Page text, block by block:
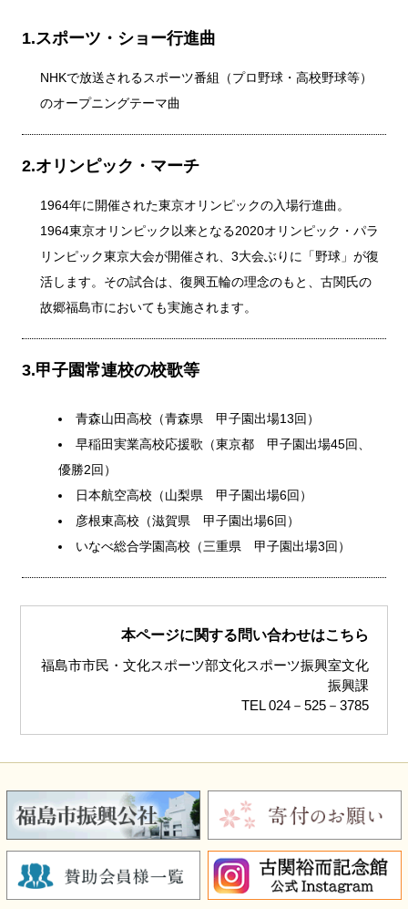
1.スポーツ・ショー行進曲
NHKで放送されるスポーツ番組（プロ野球・高校野球等）
のオープニングテーマ曲
2.オリンピック・マーチ
1964年に開催された東京オリンピックの入場行進曲。
1964東京オリンピック以来となる2020オリンピック・パラ
リンピック東京大会が開催され、3大会ぶりに「野球」が復
活します。その試合は、復興五輪の理念のもと、古関氏の
故郷福島市においても実施されます。
3.甲子園常連校の校歌等
青森山田高校（青森県 甲子園出場13回）
早稲田実業高校応援歌（東京都 甲子園出場45回、
優勝2回）
日本航空高校（山梨県 甲子園出場6回）
彦根東高校（滋賀県 甲子園出場6回）
いなべ総合学園高校（三重県 甲子園出場3回）
本ページに関する問い合わせはこちら
福島市市民・文化スポーツ部文化スポーツ振興室文化
振興課
TEL 024－525－3785